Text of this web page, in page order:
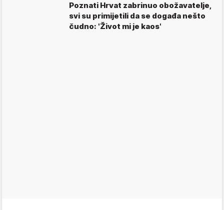
Poznati Hrvat zabrinuo obožavatelje,
svi su primijetili da se događa nešto
čudno: 'Život mi je kaos'